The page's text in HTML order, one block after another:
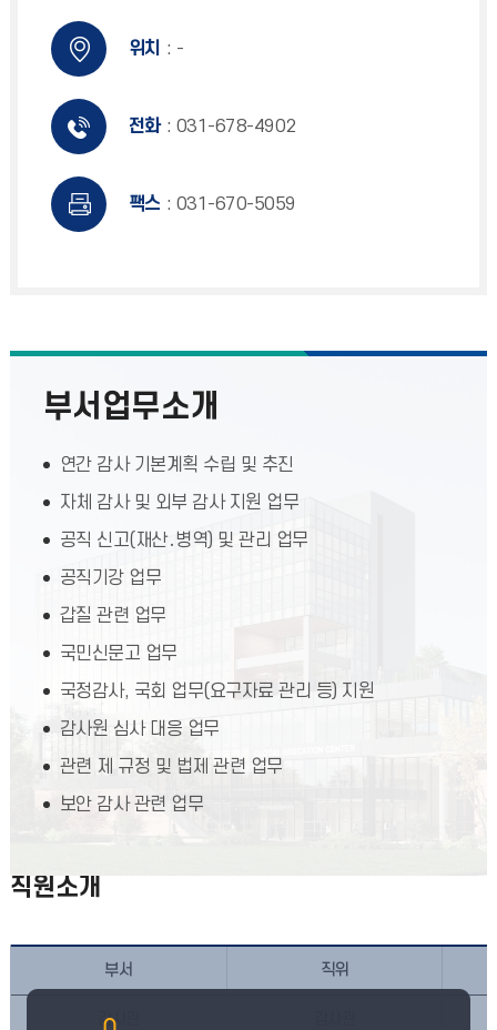
위치 : -
전화 : 031-678-4902
팩스 : 031-670-5059
부서업무소개
연간 감사 기본계획 수립 및 추진
자체 감사 및 외부 감사 지원 업무
공직 신고(재산․병역) 및 관리 업무
공직기강 업무
갑질 관련 업무
국민신문고 업무
국정감사, 국회 업무(요구자료 관리 등) 지원
감사원 심사 대응 업무
관련 제 규정 및 법제 관련 업무
보안 감사 관련 업무
직원소개
부서 직위
감사관